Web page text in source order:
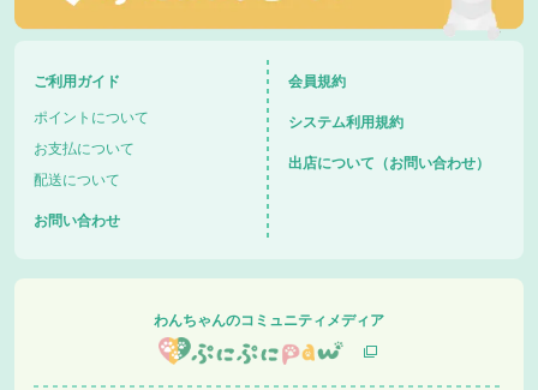
ご利用ガイド
ポイントについて
お支払について
配送について
お問い合わせ
会員規約
システム利用規約
出店について（お問い合わせ）
わんちゃんのコミュニティメディア